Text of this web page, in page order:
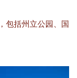
包括州立公园、国